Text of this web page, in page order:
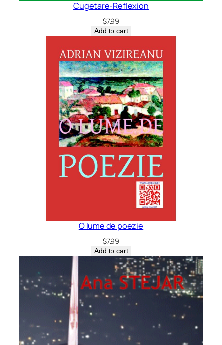
Cugetare-Reflexion
$7.99
Add to cart
O lume de poezie
$7.99
Add to cart